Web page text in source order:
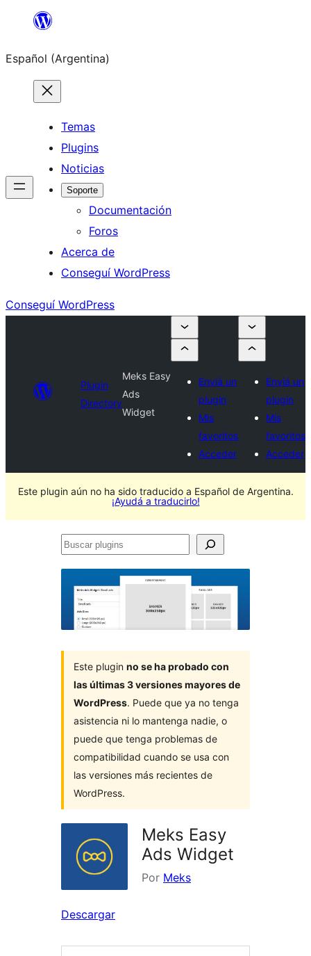
Saltar
contenido
Español (Argentina)
Temas
Plugins
Noticias
Soporte
Documentación
Foros
Acerca de
Conseguí WordPress
Conseguí WordPress
Plugin
Directory
Meks Easy
Ads
Widget
Enviá un
plugin
Mis
favoritos
Acceder
Enviá un
plugin
Mis
favoritos
Acceder
Este plugin aún no ha sido traducido a Español de Argentina.
¡Ayudá a traducirlo!
Buscar
Este plugin no se ha probado con
las últimas 3 versiones mayores de
WordPress. Puede que ya no tenga
asistencia ni lo mantenga nadie, o
puede que tenga problemas de
compatibilidad cuando se usa con
las versiones más recientes de
WordPress.
Meks Easy
Ads Widget
Por Meks
Descargar